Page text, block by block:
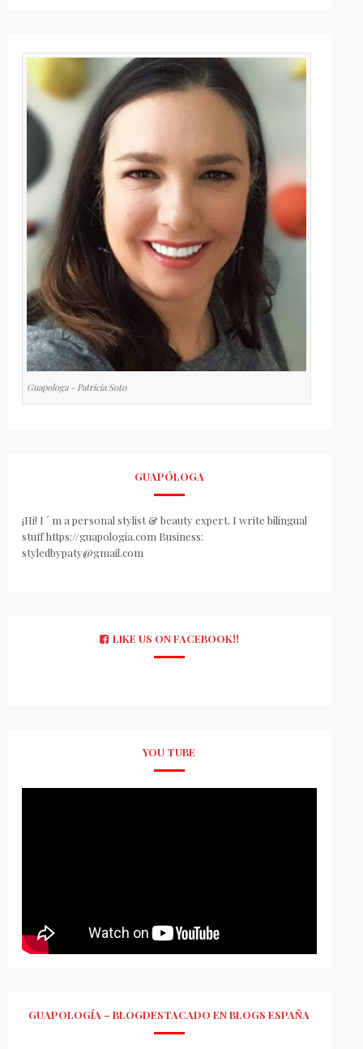
Guapologa - Patricia Soto
GUAPÓLOGA
¡Hi! I ´ m a personal stylist & beauty expert. I write bilingual
stuff https://guapologia.com Business:
styledbypaty@gmail.com
LIKE US ON FACEBOOK!!
YOU TUBE
GUAPOLOGÍA – BLOGDESTACADO EN BLOGS ESPAÑA